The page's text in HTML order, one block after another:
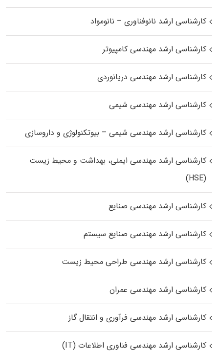
کارشناسی ارشد نانوفناوری – نانومواد
کارشناسی ارشد مهندسی کامپیوتر
کارشناسی ارشد مهندسی دریانوردی
کارشناسی ارشد مهندسی شیمی
کارشناسی ارشد مهندسی شیمی – بیوتکنولوژی و داروسازی
کارشناسی ارشد مهندسی ایمنی، بهداشت و محیط زیست
(HSE)
کارشناسی ارشد مهندسی صنایع
کارشناسی ارشد مهندسی صنایع سیستم
کارشناسی ارشد مهندسی طراحی محیط زیست
کارشناسی ارشد مهندسی عمران
کارشناسی ارشد مهندسی فرآوری و انتقال گاز
کارشناسی ارشد مهندسی فناوری اطلاعات (IT)